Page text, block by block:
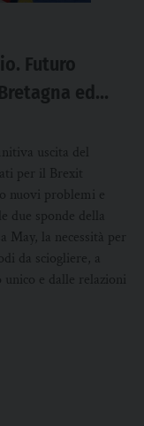
Futuro
ed
uscita del
per il Brexit
nuovi problemi e
due sponde della
la necessità per
da sciogliere, a
e dalle relazioni